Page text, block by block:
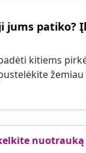
jums patiko?
kitiems
žemiau
nuotrauką